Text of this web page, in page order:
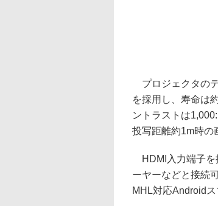
プロジェクタの
を採用し、寿命は
ントラストは
投写距離約1m時の
HDMI入力端子を
ーヤーなどと接続
MHL対応Android